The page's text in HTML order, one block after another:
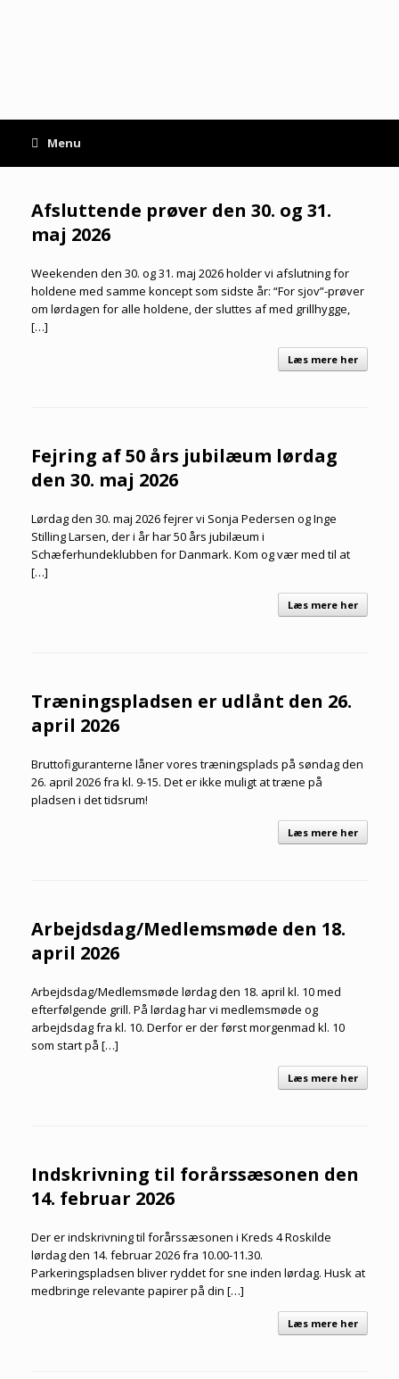
Menu
Afsluttende prøver den 30. og 31.
maj 2026
Weekenden den 30. og 31. maj 2026 holder vi afslutning for
holdene med samme koncept som sidste år: “For sjov”-prøver
om lørdagen for alle holdene, der sluttes af med grillhygge,
[…]
Læs mere her
Fejring af 50 års jubilæum lørdag
den 30. maj 2026
Lørdag den 30. maj 2026 fejrer vi Sonja Pedersen og Inge
Stilling Larsen, der i år har 50 års jubilæum i
Schæferhundeklubben for Danmark. Kom og vær med til at
[…]
Læs mere her
Træningspladsen er udlånt den 26.
april 2026
Bruttofiguranterne låner vores træningsplads på søndag den
26. april 2026 fra kl. 9-15. Det er ikke muligt at træne på
pladsen i det tidsrum!
Læs mere her
Arbejdsdag/Medlemsmøde den 18.
april 2026
Arbejdsdag/Medlemsmøde lørdag den 18. april kl. 10 med
efterfølgende grill. På lørdag har vi medlemsmøde og
arbejdsdag fra kl. 10. Derfor er der først morgenmad kl. 10
som start på […]
Læs mere her
Indskrivning til forårssæsonen den
14. februar 2026
Der er indskrivning til forårssæsonen i Kreds 4 Roskilde
lørdag den 14. februar 2026 fra 10.00-11.30.
Parkeringspladsen bliver ryddet for sne inden lørdag. Husk at
medbringe relevante papirer på din […]
Læs mere her